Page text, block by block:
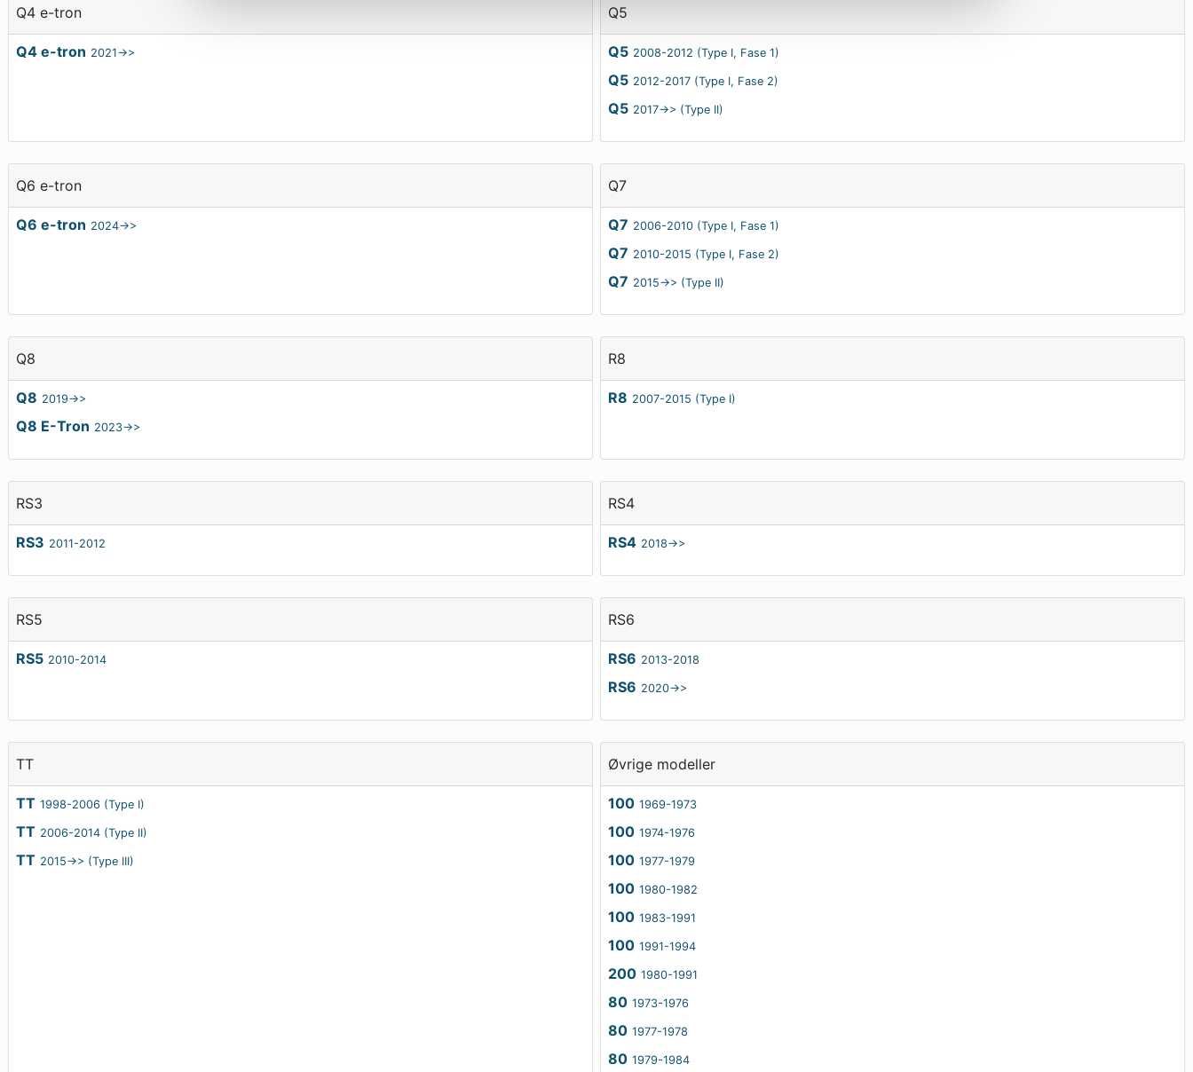
Q4 e-tron
Q4 e-tron 2021->>
Q5
Q5 2008-2012 (Type I, Fase 1)
Q5 2012-2017 (Type I, Fase 2)
Q5 2017->> (Type II)
Q6 e-tron
Q6 e-tron 2024->>
Q7
Q7 2006-2010 (Type I, Fase 1)
Q7 2010-2015 (Type I, Fase 2)
Q7 2015->> (Type II)
Q8
Q8 2019->>
Q8 E-Tron 2023->>
R8
R8 2007-2015 (Type I)
RS3
RS3 2011-2012
RS4
RS4 2018->>
RS5
RS5 2010-2014
RS6
RS6 2013-2018
RS6 2020->>
TT
TT 1998-2006 (Type I)
TT 2006-2014 (Type II)
TT 2015->> (Type III)
Øvrige modeller
100 1969-1973
100 1974-1976
100 1977-1979
100 1980-1982
100 1983-1991
100 1991-1994
200 1980-1991
80 1973-1976
80 1977-1978
80 1979-1984